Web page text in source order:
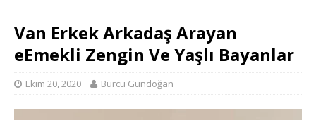
Van Erkek Arkadaş Arayan
eEmekli Zengin Ve Yaşlı Bayanlar
Ekim 20, 2020 Burcu Gündoğan